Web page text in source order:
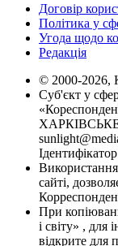
Договір
Політика у
Угода щодо
Редакція
© 2000-2026,
Суб'єкт у
ХАРКІВСЬКЕ
Використання
сайті,
При
і світу» , для
відкрите для